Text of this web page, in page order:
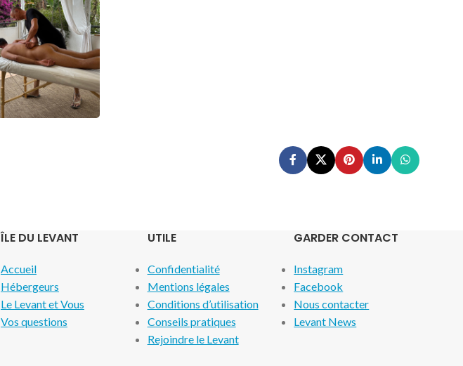
ÎLE DU LEVANT
Accueil
Hébergeurs
Le Levant et Vous
Vos questions
UTILE
Confidentialité
Mentions légales
Conditions d’utilisation
Conseils pratiques
Rejoindre le Levant
GARDER CONTACT
Instagram
Facebook
Nous contacter
Levant News